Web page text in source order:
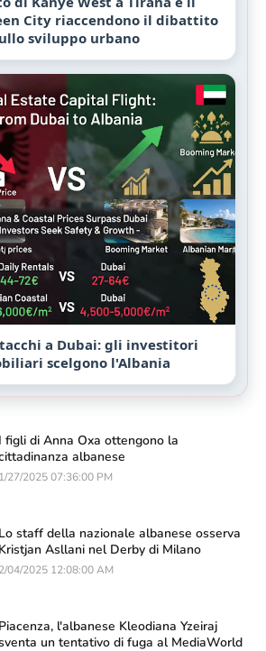
City riaccendono il dibattito
sviluppo urbano
a Dubai: gli investitori
scelgono l'Albania
I figli di Anna Oxa ottengono la
albanese
1/27/2025 07:36:00 PM
Lo staff della nazionale albanese osserva
Kristjan Asllani nel Derby di Milano
2/04/2025 12:08:00 AM
Piacenza, l'albanese Kleodiana Yzeiraj
un tentativo di fuga al MediaWorld